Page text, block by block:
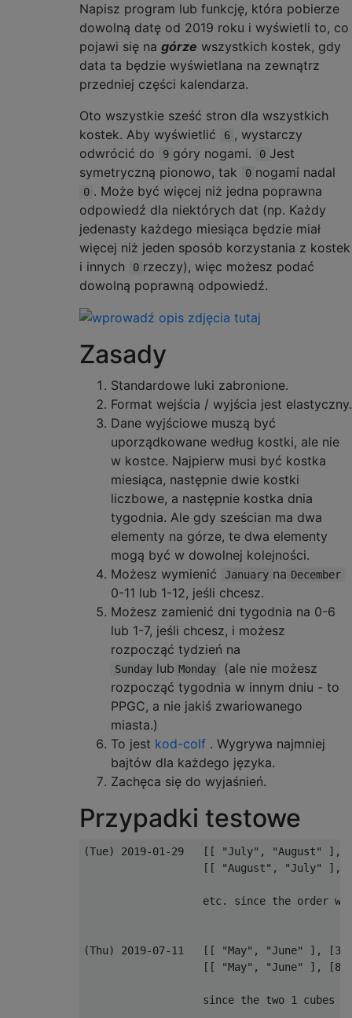
Napisz program lub funkcję, która pobierze
dowolną datę od 2019 roku i wyświetli to, co
pojawi się na górze wszystkich kostek, gdy
data ta będzie wyświetlana na zewnątrz
przedniej części kalendarza.
Oto wszystkie sześć stron dla wszystkich
kostek. Aby wyświetlić
6 , wystarczy
odwrócić do
9 góry nogami. 0 Jest
symetryczną pionowo, tak
0 nogami nadal
0 . Może być więcej niż jedna poprawna
odpowiedź dla niektórych dat (np. Każdy
jedenasty każdego miesiąca będzie miał
więcej niż jeden sposób korzystania z kostek
i innych
0 rzeczy), więc możesz podać
dowolną poprawną odpowiedź.
Zasady
Standardowe luki zabronione.
Format wejścia / wyjścia jest elastyczny.
Dane wyjściowe muszą być
uporządkowane według kostki, ale nie
w kostce. Najpierw musi być kostka
miesiąca, następnie dwie kostki
liczbowe, a następnie kostka dnia
tygodnia. Ale gdy sześcian ma dwa
elementy na górze, te dwa elementy
mogą być w dowolnej kolejności.
Możesz wymienić
January na December
0-11 lub 1-12, jeśli chcesz.
Możesz zamienić dni tygodnia na 0-6
lub 1-7, jeśli chcesz, i możesz
rozpocząć tydzień na
Sunday lub Monday
(ale nie możesz
rozpocząć tygodnia w innym dniu - to
PPGC, a nie jakiś zwariowanego
miasta.)
To jest kod-colf . Wygrywa najmniej
bajtów dla każdego języka.
Zachęca się do wyjaśnień.
Przypadki testowe
(Tue) 2019-01-29   [[ "July", "August" ],
[[ "August", "July" ],
etc. since the order
(Thu) 2019-07-11   [[ "May", "June" ],
[[ "May", "June" ],
since the two 1 cubes